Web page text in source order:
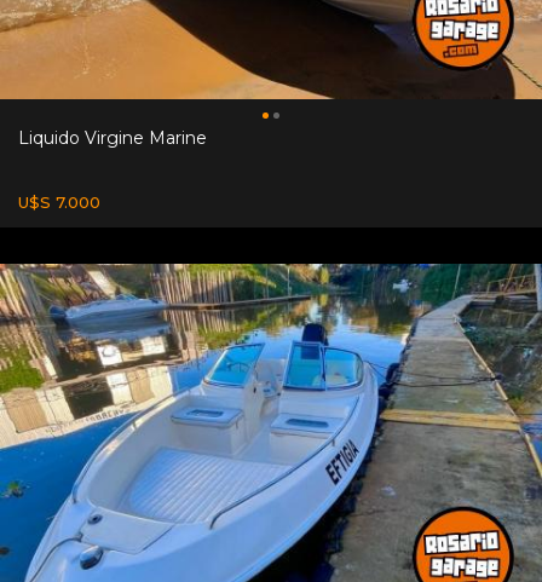
Liquido Virgine Marine
U$S 7.000